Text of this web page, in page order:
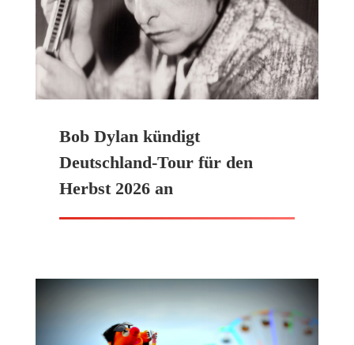
Bob Dylan kündigt
Deutschland-Tour für den
Herbst 2026 an